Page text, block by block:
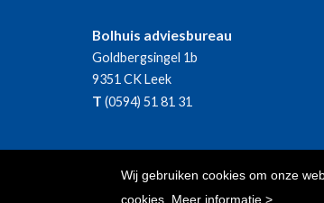
Wij gebruiken cookies om onze
cookies. Meer informatie >
Bolhuis adviesbureau
Goldbergsingel 1b
9351 CKLeek
T (0594) 51 81 31